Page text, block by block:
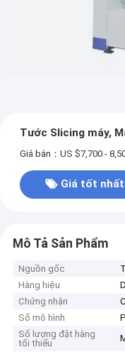
Tước Slicing máy,
Giá bán：US $7,700 -
Giá tốt nhất
Mô Tả Sản Phẩm
Nguồn gốc
Hàng hiệu
Chứng nhận
Số mô hình
Số lượng đặt hàng
tối thiểu